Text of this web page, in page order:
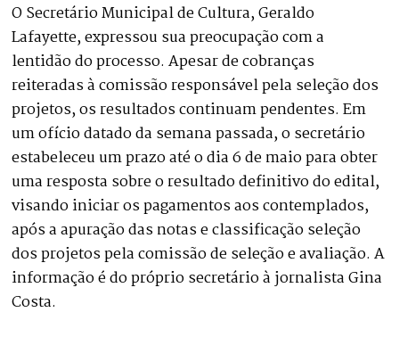
O Secretário Municipal de Cultura, Geraldo
Lafayette, expressou sua preocupação com a
lentidão do processo. Apesar de cobranças
reiteradas à comissão responsável pela seleção dos
projetos, os resultados continuam pendentes. Em
um ofício datado da semana passada, o secretário
estabeleceu um prazo até o dia 6 de maio para obter
uma resposta sobre o resultado definitivo do edital,
visando iniciar os pagamentos aos contemplados,
após a apuração das notas e classificação seleção
dos projetos pela comissão de seleção e avaliação. A
informação é do próprio secretário à jornalista Gina
Costa.